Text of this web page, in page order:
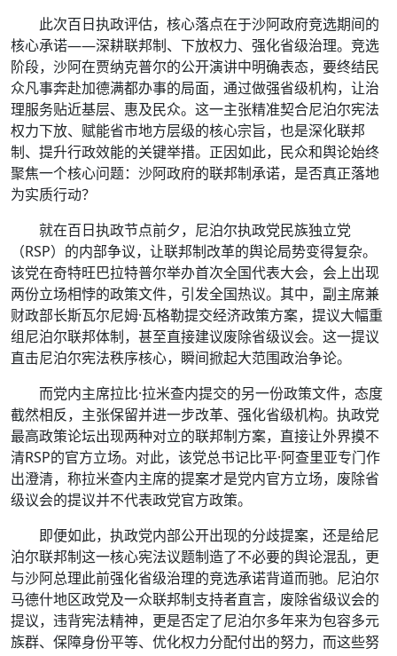
此次百日执政评估，核心落点在于沙阿政府竞选期间的
核心承诺——深耕联邦制、下放权力、强化省级治理。竞选
阶段，沙阿在贾纳克普尔的公开演讲中明确表态，要终结民
众凡事奔赴加德满都办事的局面，通过做强省级机构，让治
理服务贴近基层、惠及民众。这一主张精准契合尼泊尔宪法
权力下放、赋能省市地方层级的核心宗旨，也是深化联邦
制、提升行政效能的关键举措。正因如此，民众和舆论始终
聚焦一个核心问题：沙阿政府的联邦制承诺，是否真正落地
为实质行动？
就在百日执政节点前夕，尼泊尔执政党民族独立党
（RSP）的内部争议，让联邦制改革的舆论局势变得复杂。
该党在奇特旺巴拉特普尔举办首次全国代表大会，会上出现
两份立场相悖的政策文件，引发全国热议。其中，副主席兼
财政部长斯瓦尔尼姆·瓦格勒提交经济政策方案，提议大幅重
组尼泊尔联邦体制，甚至直接建议废除省级议会。这一提议
直击尼泊尔宪法秩序核心，瞬间掀起大范围政治争论。
而党内主席拉比·拉米查内提交的另一份政策文件，态度
截然相反，主张保留并进一步改革、强化省级机构。执政党
最高政策论坛出现两种对立的联邦制方案，直接让外界摸不
清RSP的官方立场。对此，该党总书记比平·阿查里亚专门作
出澄清，称拉米查内主席的提案才是党内官方立场，废除省
级议会的提议并不代表政党官方政策。
即便如此，执政党内部公开出现的分歧提案，还是给尼
泊尔联邦制这一核心宪法议题制造了不必要的舆论混乱，更
与沙阿总理此前强化省级治理的竞选承诺背道而驰。尼泊尔
马德什地区政党及一众联邦制支持者直言，废除省级议会的
提议，违背宪法精神，更是否定了尼泊尔多年来为包容多元
族群、保障身份平等、优化权力分配付出的努力，而这些努